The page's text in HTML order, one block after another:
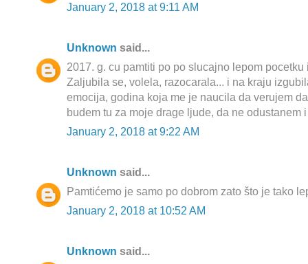
January 2, 2018 at 9:11 AM
Unknown said...
2017. g. cu pamtiti po po slucajno lepom pocetku
Zaljubila se, volela, razocarala... i na kraju
emocija, godina koja me je naucila da verujem
budem tu za moje drage ljude, da ne odustanem
January 2, 2018 at 9:22 AM
Unknown said...
Pamtićemo je samo po dobrom zato što je tako
January 2, 2018 at 10:52 AM
Unknown said...